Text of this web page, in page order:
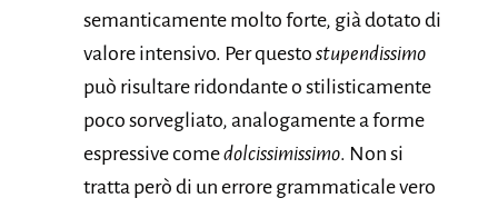
semanticamente molto forte, già dotato di
valore intensivo. Per questo stupendissimo
può risultare ridondante o stilisticamente
poco sorvegliato, analogamente a forme
espressive comedolcissimissimo. Non si
tratta però di un errore grammaticale vero